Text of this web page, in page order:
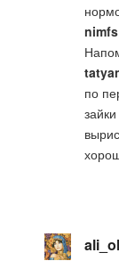
nimfs
по